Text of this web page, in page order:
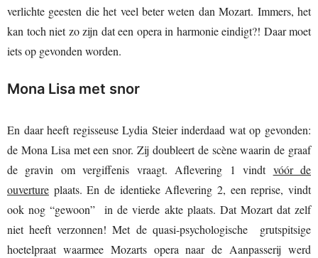
verlichte geesten die het veel beter weten dan Mozart. Immers, het
kan toch niet zo zijn dat een opera in harmonie eindigt?! Daar moet
iets op gevonden worden.
Mona Lisa met snor
En daar heeft regisseuse Lydia Steier inderdaad wat op gevonden:
de Mona Lisa met een snor. Zij doubleert de scène waarin de graaf
de gravin om vergiffenis vraagt. Aflevering 1 vindt vóór de
ouverture plaats. En de identieke Aflevering 2, een reprise, vindt
ook nog “gewoon” in de vierde akte plaats. Dat Mozart dat zelf
niet heeft verzonnen! Met de quasi-psychologische grutspitsige
hoetelpraat waarmee Mozarts opera naar de Aanpasserij werd